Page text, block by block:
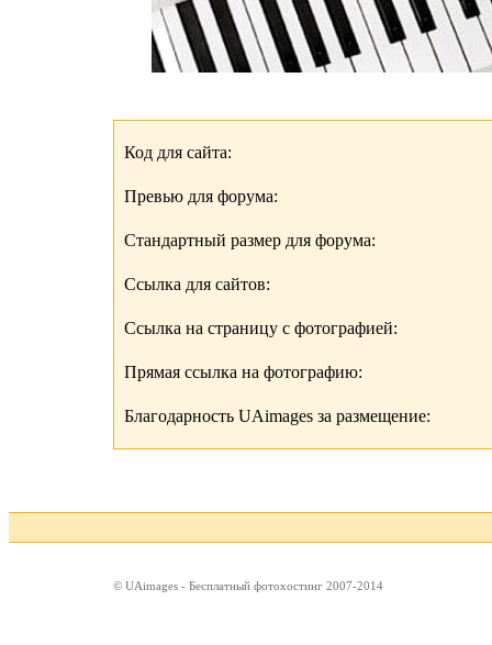
Код для сайта:
Превью для форума:
Стандартный размер для форума:
Ссылка для сайтов:
Ссылка на страницу с фотографией:
Прямая ссылка на фотографию:
Благодарность UAimages за размещение:
© UAimages - Бесплатный фотохостинг 2007-2014